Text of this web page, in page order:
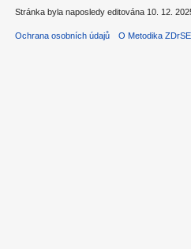
Stránka byla naposledy editována 10. 12.
Ochrana osobních údajů O Metodika